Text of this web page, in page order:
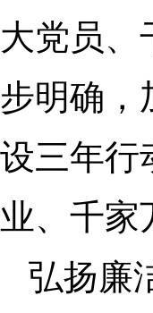
大党员、
步明确，
设三年行
业、千家
弘扬廉